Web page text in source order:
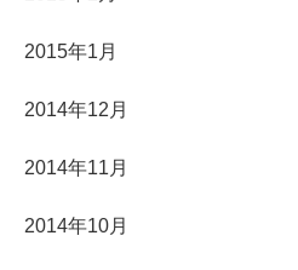
2015年1月
2014年12月
2014年11月
2014年10月